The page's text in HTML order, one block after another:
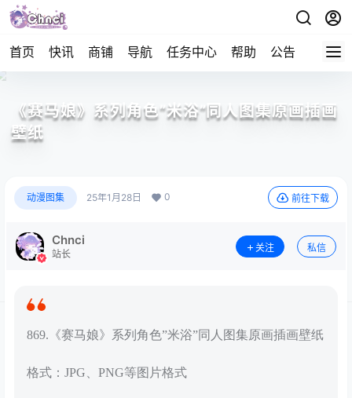
首页 快讯 商铺 导航 任务中心 帮助 公告 APP下
《赛马娘》系列角色”米浴”同人图集原画插画
壁纸
动漫图集 25年1月28日 0 前往下载
Chnci
站长
关注 私信
869.《赛马娘》系列角色”米浴”同人图集原画插画壁纸
格式：JPG、PNG等图片格式